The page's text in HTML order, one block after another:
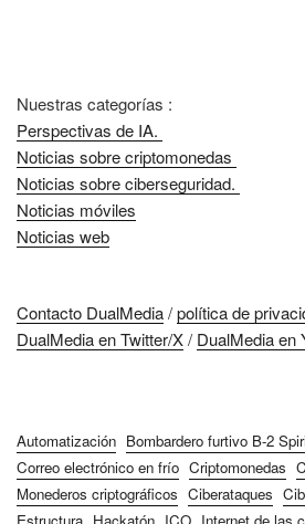
Nuestras categorías :
Perspectivas de IA.
Noticias sobre criptomonedas
Noticias sobre ciberseguridad.
Noticias móviles
Noticias web
Contacto DualMedia/política de
DualMedia en Twitter/X/ DualMedia en
Automatización Bombardero furtivo B-2
Correo electrónico en frío Criptomonedas
Monederos criptográficos Ciberataques